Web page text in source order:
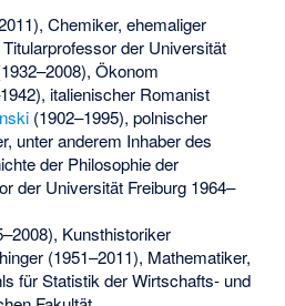
Chemiker, ehemaliger
der Universität
Ökonom
italienischer Romanist
(1902–1995), polnischer
unter anderem Inhaber des
der Philosophie der
der Universität Freiburg 1964–
Kunsthistoriker
(1951–2011), Mathematiker,
für Statistik der Wirtschafts- und